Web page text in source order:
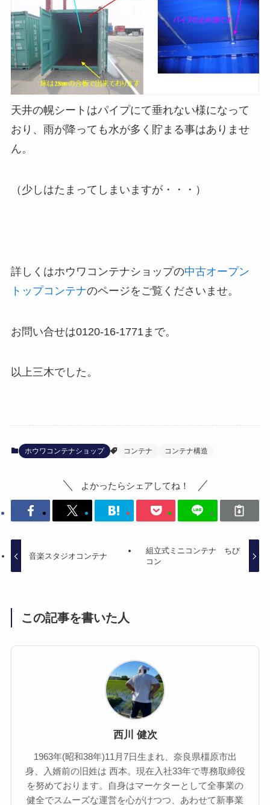
天井の幌シートはパイプにて垂れない様になって
おり、雨が降っても水が多く貯まる事はありませ
ん。
（少しはたまってしまいますが・・・）
詳しくはホウワコンテナショップの中古オープン
トップコンテナのページをご覧くださいませ。
お問い合せは0120-16-1771まで。
以上三木でした。
ホウワコンテナショップ コンテナ コンテナ構造
よかったらシェアしてね！
音楽スタジオコンテナ
組立式ミニコンテナ ちび
コン
この記事を書いた人
西川 健次
1963年(昭和38年)11月7日生まれ、奈良県橿原市出
身、入婿前の旧姓は 西本。現在入社33年で専務取締役
を努めております。自身はマーケターとして全事業の
健全でスムーズな運営を心がけつつ、あわせて新事業